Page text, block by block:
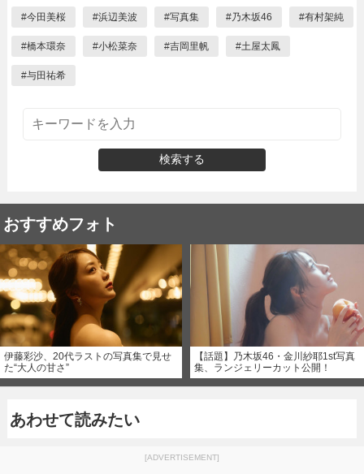
#今田美桜 #浜辺美波 #写真集 #乃木坂46 #有村架純
#橋本環奈 #小松菜奈 #吉岡里帆 #土屋太鳳
#与田祐希
検索する
おすすめフォト
伊藤彩沙、20代ラストの写真集で見せ
た“大人の甘さ”
【話題】乃木坂46・金川紗耶1st写真
集、ランジェリーカット公開！
あわせて読みたい
[ADVERTISEMENT]